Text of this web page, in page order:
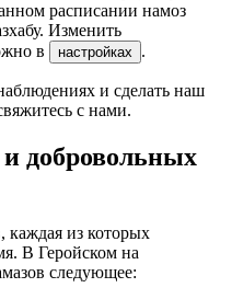
расписании намоз
Изменить
в
настройках .
и сделать наш
с нами.
добровольных
каждая из которых
В Геройском на
следующее: